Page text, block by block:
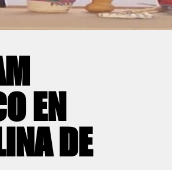
EN
DE